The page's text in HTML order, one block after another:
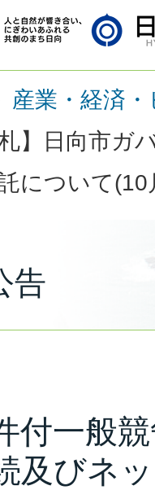
産業・経済
】日向市ガ
について(10
告
付一般
及びネ